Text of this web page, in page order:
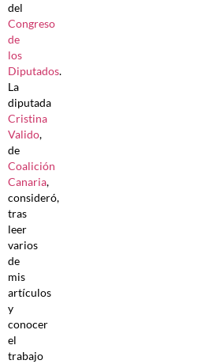
del
Congreso
de
los
Diputados.
La
diputada
Cristina
Valido,
de
Coalición
Canaria,
consideró,
tras
leer
varios
de
mis
artículos
y
conocer
el
trabajo